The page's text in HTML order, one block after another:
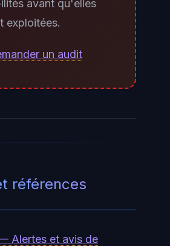
individuelle n'a été
e-mail prétendant
Canvas ou de votre
d'identité doit être
avant qu'elles
exploitées.
un audit
références
Alertes et avis de